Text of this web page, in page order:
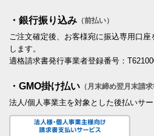
・銀行振り込み （前払い）
ご注文確定後、お客様宛に振込専用口
します。
適格請求書発行事業者登録番号：
・GMO掛け払い （月末締め翌月末請求
法人/個人事業主を対象とした後払いサー